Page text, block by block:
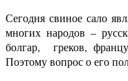
Сегодня свиное сало
многих народов –
болгар, греков,
Поэтому вопрос о его